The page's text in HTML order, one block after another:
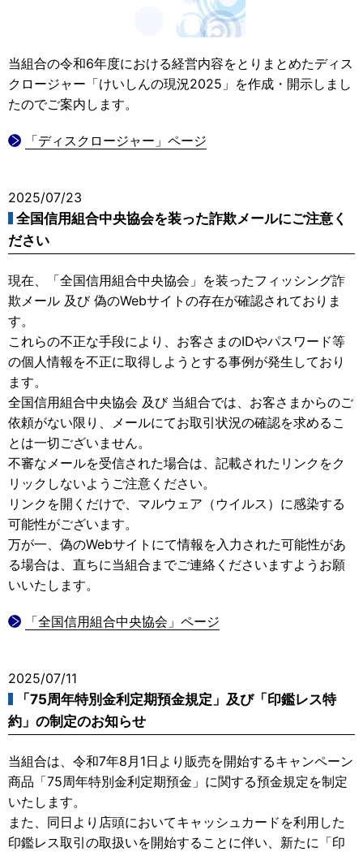
当組合の令和6年度における経営内容をとりまとめたディス
クロージャー「けいしんの現況2025」を作成・開示しまし
たのでご案内します。
「ディスクロージャー」ページ
2025/07/23
全国信用組合中央協会を装った詐欺メールにご注意く
ださい
現在、「全国信用組合中央協会」を装ったフィッシング詐
欺メール 及び 偽のWebサイトの存在が確認されておりま
す。
これらの不正な手段により、お客さまのIDやパスワード等
の個人情報を不正に取得しようとする事例が発生しており
ます。
全国信用組合中央協会 及び 当組合では、お客さまからのご
依頼がない限り、メールにてお取引状況の確認を求めるこ
とは一切ございません。
不審なメールを受信された場合は、記載されたリンクをク
リックしないようご注意ください。
リンクを開くだけで、マルウェア（ウイルス）に感染する
可能性がございます。
万が一、偽のWebサイトにて情報を入力された可能性があ
る場合は、直ちに当組合までご連絡くださいますようお願
いいたします。
「全国信用組合中央協会」ページ
2025/07/11
「75周年特別金利定期預金規定」及び「印鑑レス特
約」の制定のお知らせ
当組合は、令和7年8月1日より販売を開始するキャンペーン
商品「75周年特別金利定期預金」に関する預金規定を制定
いたします。
また、同日より店頭においてキャッシュカードを利用した
印鑑レス取引の取扱いを開始することに伴い、新たに「印